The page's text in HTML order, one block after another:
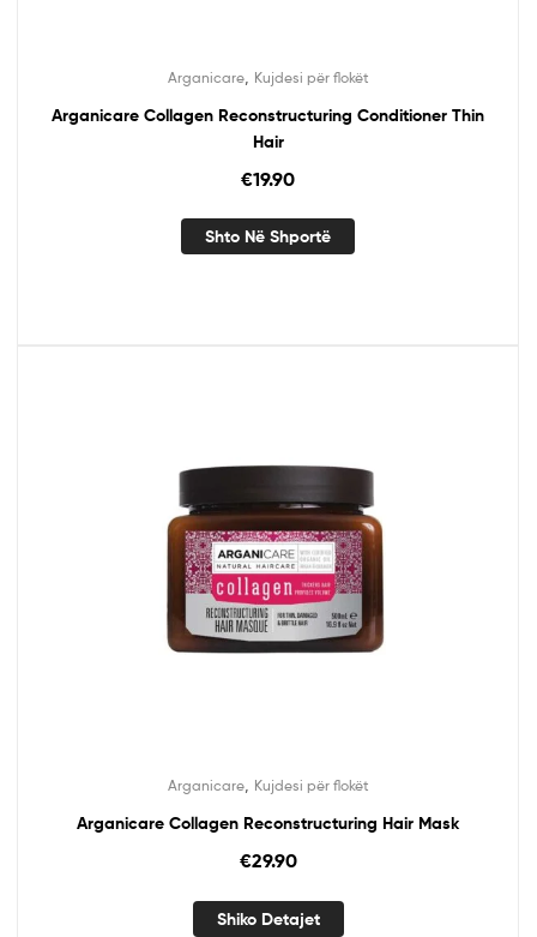
Arganicare, Kujdesi për flokët
Arganicare Collagen Reconstructuring Conditioner Thin
Hair
€19.90
Shto Në Shportë
Arganicare, Kujdesi për flokët
Arganicare Collagen Reconstructuring Hair Mask
€29.90
Shiko Detajet